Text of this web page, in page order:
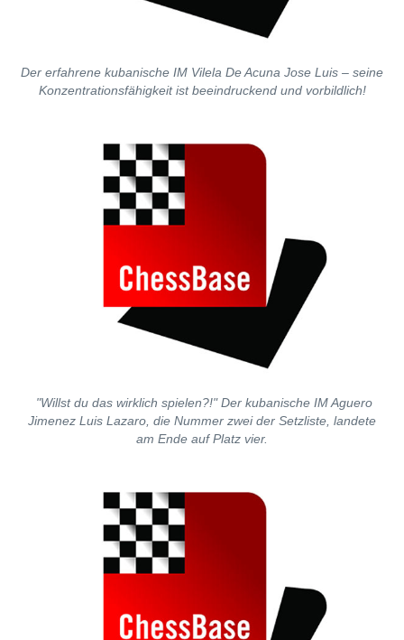
Der erfahrene kubanische IM Vilela De Acuna Jose Luis – seine
Konzentrationsfähigkeit ist beeindruckend und vorbildlich!
"Willst du das wirklich spielen?!" Der kubanische IM Aguero
Jimenez Luis Lazaro, die Nummer zwei der Setzliste, landete
am Ende auf Platz vier.